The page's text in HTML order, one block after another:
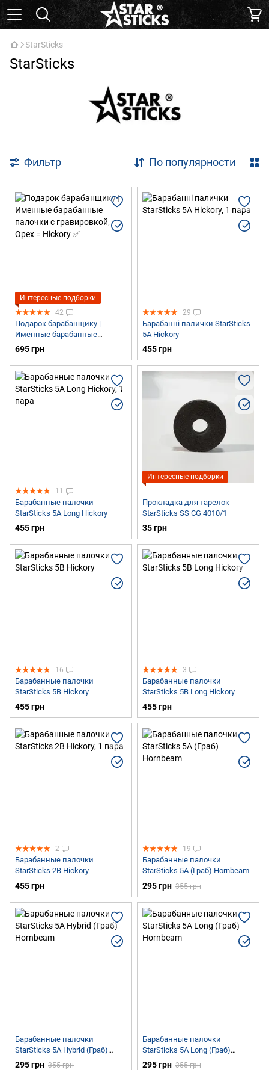
StarSticks
StarSticks
Фильтр По популярности
Интересные подборки
42
Подарок барабанщику |
Именные барабанные
палочки с гравировкой
695 грн
29
Барабанні палички StarSticks
5A Hickory
455 грн
11
Барабанные палочки
StarSticks 5A Long Hickory
455 грн
Интересные подборки
Прокладка для тарелок
StarSticks SS CG 4010/1
35 грн
16
Барабанные палочки
StarSticks 5B Hickory
455 грн
3
Барабанные палочки
StarSticks 5B Long Hickory
455 грн
2
Барабанные палочки
StarSticks 2B Hickory
455 грн
19
Барабанные палочки
StarSticks 5A (Граб) Hornbeam
295 грн 355 грн
Барабанные палочки
StarSticks 5A Hybrid (Граб)
Hornbeam
295 грн 355 грн
Барабанные палочки
StarSticks 5A Long (Граб)
Hornbeam
295 грн 355 грн